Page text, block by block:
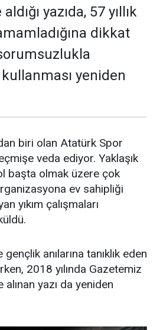
yazıda, 57 yıllık
dikkat
yeniden
biri olan Atatürk Spor
veda ediyor. Yaklaşık
başta olmak üzere çok
ev sahipliği
yıkım çalışmaları
anılarına tanıklık eden
2018 yılında Gazetemiz
yazı da yeniden